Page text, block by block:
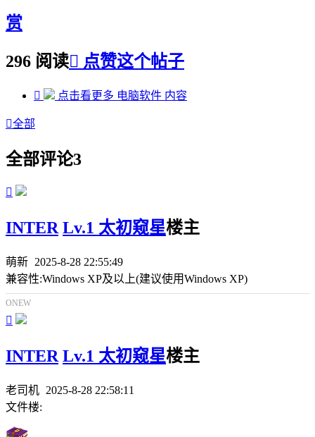
赏
296 阅读 点赞这个帖子
 点击看更多 电脑软件 内容
全部
全部评论3

INTER Lv.1 太初窥星楼主
萌新 2025-8-28 22:55:49
兼容性:Windows XP及以上(建议使用Windows XP)
ONEW

INTER Lv.1 太初窥星楼主
老司机 2025-8-28 22:58:11
文件楼: